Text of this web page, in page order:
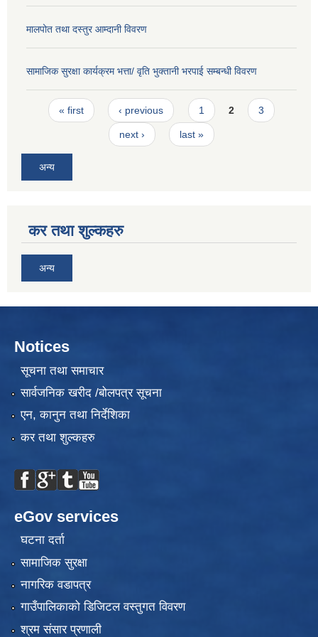
मालपोत तथा दस्तुर आम्दानी विवरण
सामाजिक सुरक्षा कार्यक्रम भत्ता/ वृति भुक्तानी भरपाई सम्बन्धी विवरण
Pages
« first ‹ previous 1 2 3
next › last »
अन्य
कर तथा शुल्कहरु
अन्य
Notices
सूचना तथा समाचार
सार्वजनिक खरीद /बोलपत्र सूचना
एन, कानुन तथा निर्देशिका
कर तथा शुल्कहरु
eGov services
घटना दर्ता
सामाजिक सुरक्षा
नागरिक वडापत्र
गाउँपालिकाको डिजिटल वस्तुगत विवरण
श्रम संसार प्रणाली